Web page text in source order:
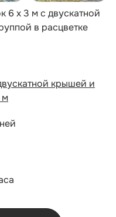
6 х 3 м с двускатной
в расцветке
крышей и
м